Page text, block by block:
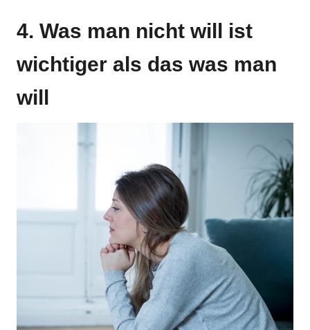
4. Was man nicht will ist
wichtiger als das was man
will